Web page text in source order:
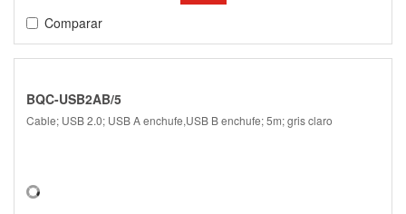
Comparar
BQC-USB2AB/5
Cable; USB 2.0; USB A enchufe,USB B enchufe; 5m; gris claro